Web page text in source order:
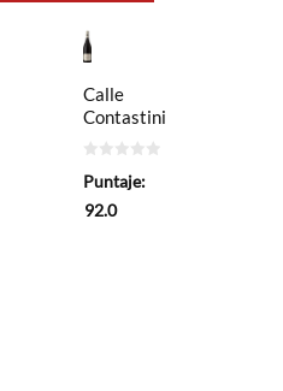
Calle
Contastini
de
Puntaje:
92.0